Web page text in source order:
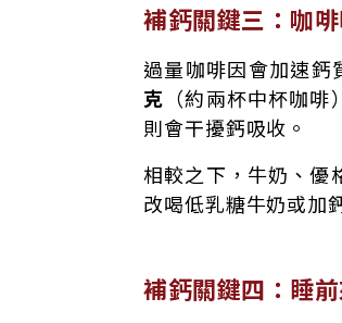
補鈣關鍵三：咖
過量咖啡因會加速
克 （約兩杯中杯咖
則會干擾鈣吸收。
相較之下，牛奶、優
改喝低乳糖牛奶或加
補鈣關鍵四：睡